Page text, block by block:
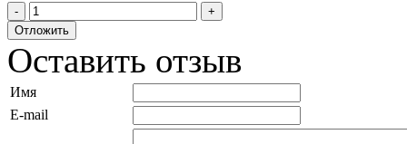
Оставить отзыв
Имя
E-mail